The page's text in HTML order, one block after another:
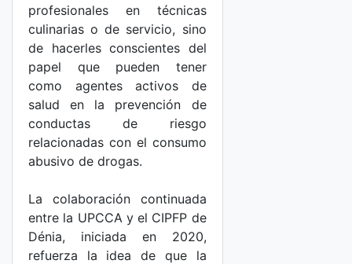
profesionales en técnicas
culinarias o de servicio, sino
de hacerles conscientes del
papel que pueden tener
como agentes activos de
salud en la prevención de
conductas de riesgo
relacionadas con el consumo
abusivo de drogas.
La colaboración continuada
entre la UPCCA y el CIPFP de
Dénia, iniciada en 2020,
refuerza la idea de que la